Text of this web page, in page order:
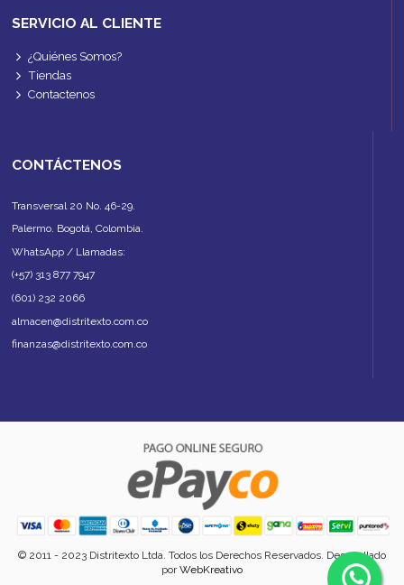
SERVICIO AL CLIENTE
¿Quiénes Somos?
Tiendas
Contactenos
CONTÁCTENOS
Transversal 20 No. 46-29.
Palermo. Bogotá, Colombia.
WhatsApp / Llamadas:
(+57) 313 877 7947
(601) 232 2066
almacen@distritexto.com.co
finanzas@distritexto.com.co
© 2011 - 2023 Distritexto Ltda. Todos los Derechos Reservados. Desarrollado
porWebKreativo